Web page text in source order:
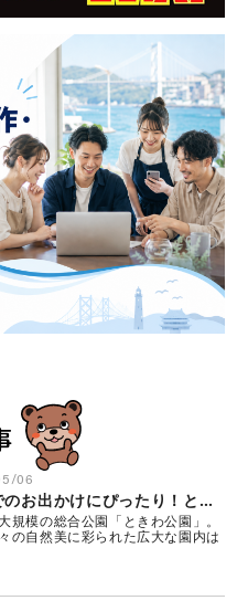
06
家族でのお出かけにぴったり！ときわ公園周辺を巡る♪～山口県観光モデルコース～
規模の総合公園「ときわ公園」。
の自然美に彩られた広大な園内は